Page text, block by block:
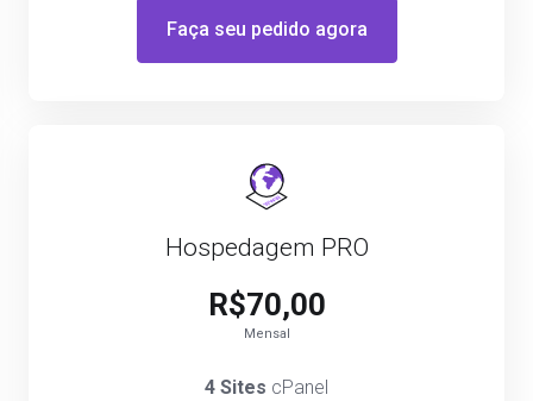
Faça seu pedido agora
Hospedagem PRO
R$70,00
Mensal
4 Sites cPanel